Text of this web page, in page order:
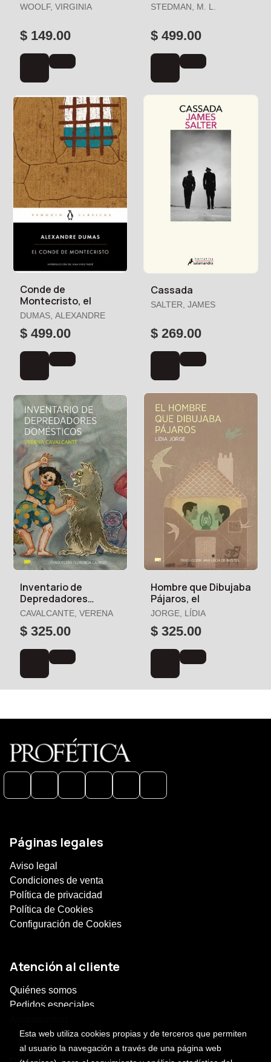
WOOLF, VIRGINIA
$ 149.00
STEDMAN, M. L.
$ 499.00
Conde de
Montecristo, el
DUMAS, ALEXANDRE
$ 499.00
Cassada
SALTER, JAMES
$ 269.00
Inventario de
Depredadores
Domésticos
CAVALCANTE, VERENA
$ 325.00
Hombre que Dibujaba
Pájaros, el
JORGE, LÍDIA
$ 325.00
Páginas legales
Aviso legal
Condiciones de venta
Política de privacidad
Política de Cookies
Configuración de Cookies
Atención al cliente
Quiénes somos
Pedidos especiales
Esta web utiliza cookies propias y de terceros que permiten
al usuario la navegación a través de una página web